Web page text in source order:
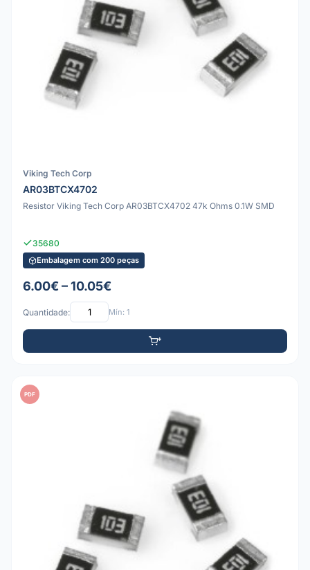
Viking Tech Corp
AR03BTCX4702
Resistor Viking Tech Corp AR03BTCX4702 47k Ohms 0.1W SMD
35680
Embalagem com 200 peças
6.00€ – 10.05€
Quantidade: Mín: 1
PDF